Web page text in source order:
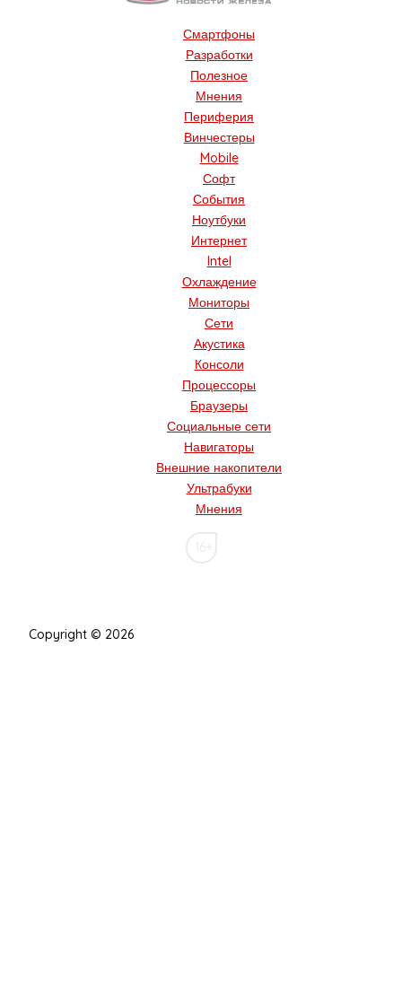
Смартфоны
Разработки
Полезное
Мнения
Периферия
Винчестеры
Mobile
Софт
События
Ноутбуки
Интернет
Intel
Охлаждение
Мониторы
Сети
Акустика
Консоли
Процессоры
Браузеры
Социальные сети
Навигаторы
Внешние накопители
Ультрабуки
Мнения
Copyright © 2026